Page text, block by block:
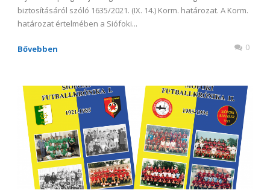
biztosításáról szóló 1635/2021. (IX. 14.) Korm. határozat. A Korm.
határozat értelmében a Siófoki...
Bővebben 0